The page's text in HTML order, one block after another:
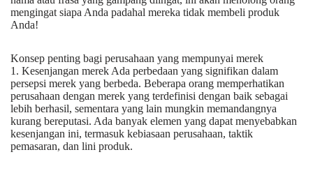
mengingat siapa Anda padahal mereka tidak membeli produk
Anda!
Konsep penting bagi perusahaan yang mempunyai merek
1. Kesenjangan merek Ada perbedaan yang signifikan dalam
persepsi merek yang berbeda. Beberapa orang memperhatikan
perusahaan dengan merek yang terdefinisi dengan baik sebagai
lebih berhasil, sementara yang lain mungkin memandangnya
kurang bereputasi. Ada banyak elemen yang dapat menyebabkan
kesenjangan ini, termasuk kebiasaan perusahaan, taktik
pemasaran, dan lini produk.